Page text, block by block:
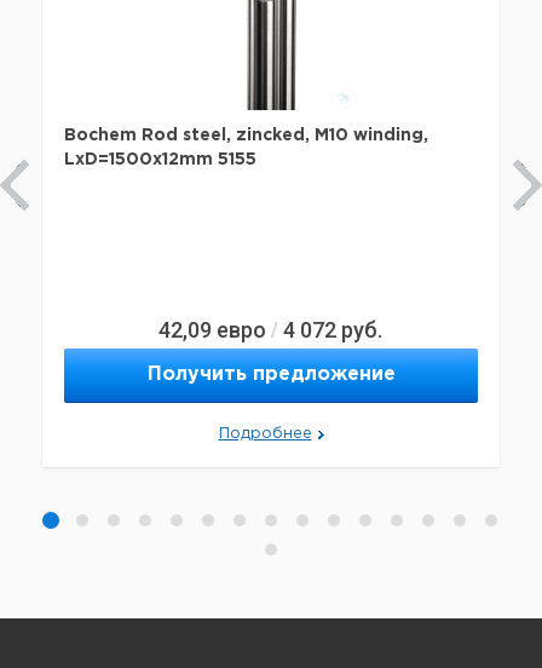
Bochem Rod steel, zincked, M10 winding,
LxD=1500x12mm 5155
42,09 евро / 4 072 руб.
Получить предложение
Подробнее